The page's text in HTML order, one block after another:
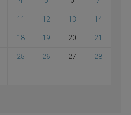
11 12 13 14
18 19 20 21
25 26 27 28